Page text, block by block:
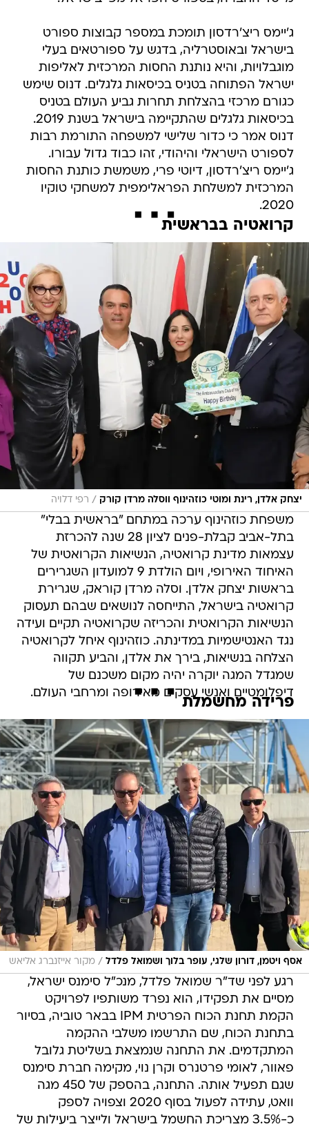
ג'יימס ריצ'רדסון תומכת במספר קבוצות ספורט
בישראל ובאוסטרליה, בדגש על ספורטאים בעלי
מוגבלויות, והיא נותנת החסות המרכזית לאליפות
ישראל הפתוחה בטניס בכיסאות גלגלים. דנוס שימש
כגורם מרכזי בהצלחת תחרות גביע העולם בטניס
בכיסאות גלגלים שהתקיימה בישראל בשנת 2019.
דנוס אמר כי כדור שלישי למשפחה התורמת רבות
לספורט הישראלי והיהודי, זהו כבוד גדול עבורו.
ג'יימס ריצ'רדסון, דיוטי פרי, משמשת כותנת החסות
המרכזית למשלחת הפראלימפית למשחקי טוקיו
2020.
קרואטיה בבראשית
יצחק אלדן, רינת ומוטי כוזהינוף ווסלה מרדן קורק / רפי דלויה
משפחת כוזהינוף ערכה במתחם "בראשית בבלי"
בתל-אביב קבלת-פנים לציון 28 שנה להכרזת
עצמאות מדינת קרואטיה, הנשיאות הקרואטית של
האיחוד האירופי, ויום הולדת 9 למועדון השגרירים
בראשות יצחק אלדן. וסלה מרדן קוראק, שגרירת
קרואטיה בישראל, התייחסה לנושאים שבהם תעסוק
הנשיאות הקרואטית והכריזה שקרואטיה תקיים ועידה
נגד האנטישמיות במדינתה. כוזהינוף איחל לקרואטיה
הצלחה בנשיאות, בירך את אלדן, והביע תקווה
שמגדל המגה יוקרה יהיה מקום משכנם של
דיפלומטיים ואנשי עסקים מאירופה ומרחבי העולם.
פרידה מחשמלת
אסף ויטמן, דורון שלגי, עופר בלוך ושמואל פלדל / מקור אייזנברג אליאש
רגע לפני שד"ר שמואל פלדל, מנכ"ל סימנס ישראל,
מסיים את תפקידו, הוא נפרד משותפיו לפרויקט
הקמת תחנת הכוח הפרטית IPM בבאר טוביה, בסיור
בתחנת הכוח, שם התרשמו משלבי ההקמה
המתקדמים. את התחנה שנמצאת בשליטת גלובל
פאוור, לאומי פרטנרס וקרן נוי, מקימה חברת סימנס
שגם תפעיל אותה. התחנה, בהספק של 450 מגה
וואט, עתידה לפעול בסוף 2020 וצפויה לספק
כ-3.5% מצריכת החשמל בישראל ולייצר ביעילות של